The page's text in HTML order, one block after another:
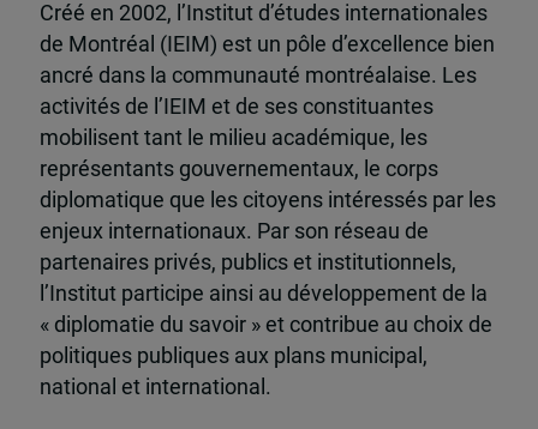
Créé en 2002, l’Institut d’études internationales
de Montréal (IEIM) est un pôle d’excellence bien
ancré dans la communauté montréalaise. Les
activités de l’IEIM et de ses constituantes
mobilisent tant le milieu académique, les
représentants gouvernementaux, le corps
diplomatique que les citoyens intéressés par les
enjeux internationaux. Par son réseau de
partenaires privés, publics et institutionnels,
l’Institut participe ainsi au développement de la
« diplomatie du savoir » et contribue au choix de
politiques publiques aux plans municipal,
national et international.